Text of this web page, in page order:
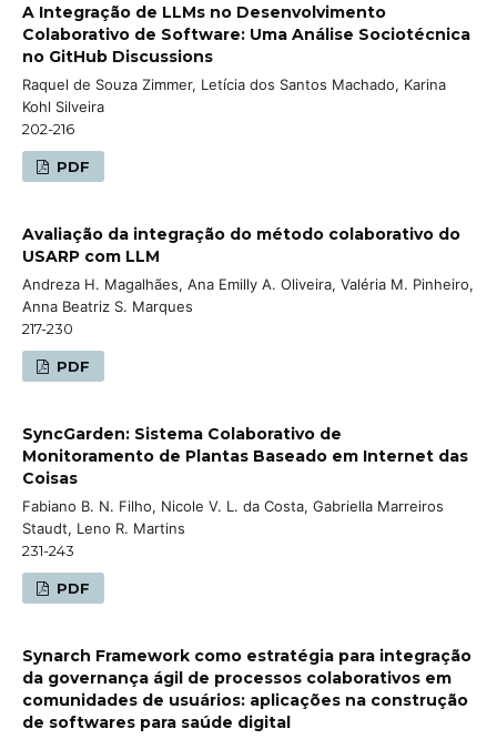
A Integração de LLMs no Desenvolvimento
Colaborativo de Software: Uma Análise Sociotécnica
no GitHub Discussions
Raquel de Souza Zimmer, Letícia dos Santos Machado, Karina
Kohl Silveira
202-216
PDF
Avaliação da integração do método colaborativo do
USARP com LLM
Andreza H. Magalhães, Ana Emilly A. Oliveira, Valéria M. Pinheiro,
Anna Beatriz S. Marques
217-230
PDF
SyncGarden: Sistema Colaborativo de
Monitoramento de Plantas Baseado em Internet das
Coisas
Fabiano B. N. Filho, Nicole V. L. da Costa, Gabriella Marreiros
Staudt, Leno R. Martins
231-243
PDF
Synarch Framework como estratégia para integração
da governança ágil de processos colaborativos em
comunidades de usuários: aplicações na construção
de softwares para saúde digital